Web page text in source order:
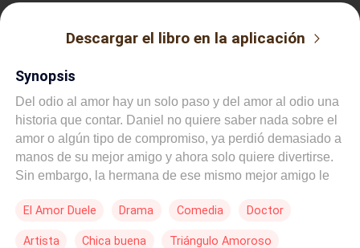
Descargar el libro en la aplicación
Synopsis
Del odio al amor hay un solo paso y del amor al odio una
historia que contar. Daniel no quiere saber nada sobre el
amor o algún tipo de compromiso, ya perdió demasiado a
manos de su mejor amigo y ahora solo quiere divertirse.
Sin embargo, la hermana de ese mismo mejor amigo le
la perdida de su prometido y gran amor de su vida. No
El Amor Duele Drama Comedia Doctor
Artista Chica buena Triángulo Amoroso